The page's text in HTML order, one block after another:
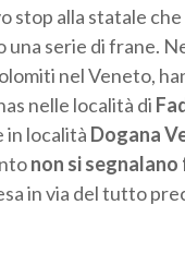
stop alla statale
serie di frane.
nel Veneto,
nelle località di
in località Dogana
non si
in via del tutto